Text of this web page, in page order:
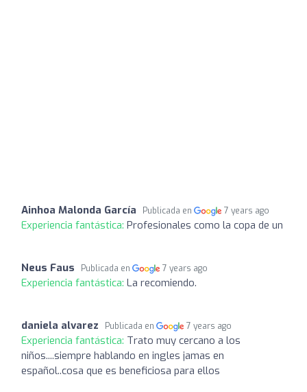
Ainhoa Malonda García Publicada en 7 years ago
Experiencia fantástica: Profesionales como la copa de un
Neus Faus Publicada en 7 years ago
Experiencia fantástica: La recomiendo.
daniela alvarez Publicada en 7 years ago
Experiencia fantástica: Trato muy cercano a los
niños....siempre hablando en ingles jamas en
español..cosa que es beneficiosa para ellos